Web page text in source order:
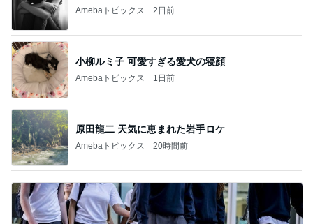
Amebaトピックス 2日前
小柳ルミ子 可愛すぎる愛犬の寝顔
Amebaトピックス 1日前
原田龍二 天気に恵まれた岩手ロケ
Amebaトピックス 20時間前